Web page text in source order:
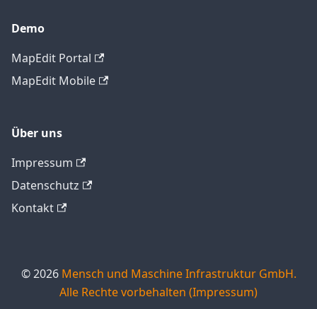
Demo
MapEdit Portal
MapEdit Mobile
Über uns
Impressum
Datenschutz
Kontakt
© 2026 Mensch und Maschine Infrastruktur GmbH.
Alle Rechte vorbehalten (Impressum)